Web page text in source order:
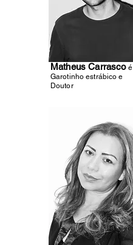
Matheus Carrascoé
Garotinho estrábico e
Doutor